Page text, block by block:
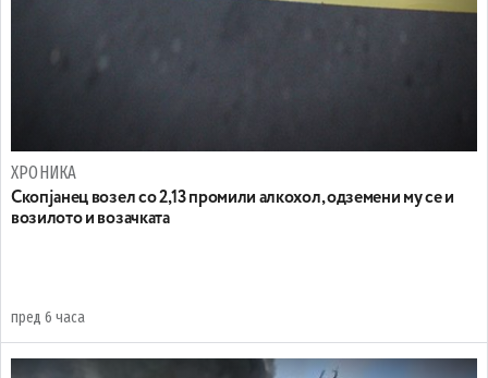
ХРОНИКА
Скопјанец возел со 2,13 промили алкохол, одземени му се и
возилото и возачката
пред 6 часа